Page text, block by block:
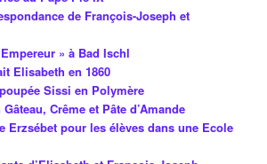
de François-Joseph et
» à Bad Ischl
Elisabeth en 1860
Sissi en Polymère
Crême et Pâte d’Amande
Erzsébet pour les élèves dans une Ecole